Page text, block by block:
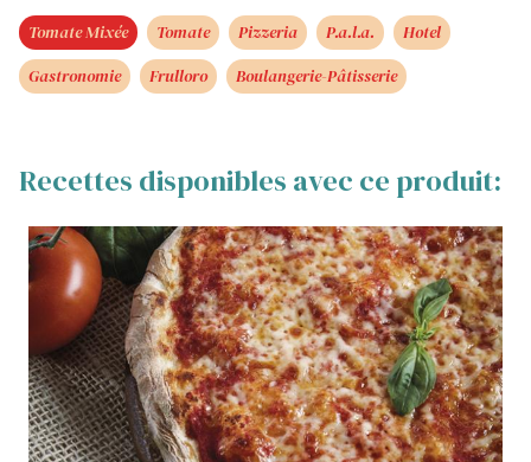
Tomate Mixée Tomate Pizzeria P.a.l.a.
Hotel
Gastronomie
Frulloro Boulangerie-Pâtisserie
Recettes disponibles avec ce produit: